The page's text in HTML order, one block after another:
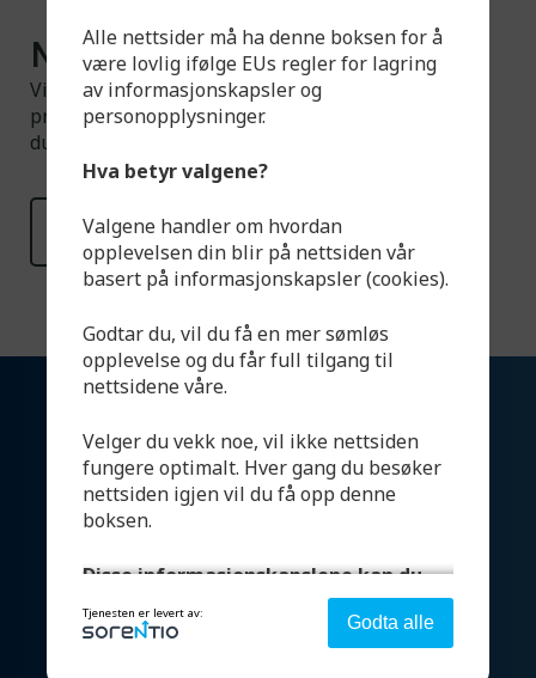
Noe du ikke finner?
Vi har et større utvalg tilgjengelig enn det som er
presentert på hjemmesiden. Ta gjerne kontakt om
du har spørsmål.
Les mer
Alle nettsider må ha denne boksen for å
være lovlig ifølge EUs regler for lagring
av informasjonskapsler og
personopplysninger.
Hva betyr valgene?
Valgene handler om hvordan
opplevelsen din blir på nettsiden vår
basert på informasjonskapsler (cookies).
Godtar du, vil du få en mer sømløs
opplevelse og du får full tilgang til
nettsidene våre.
Velger du vekk noe, vil ikke nettsiden
fungere optimalt. Hver gang du besøker
nettsiden igjen vil du få opp denne
boksen.
Disse informasjonskapslene kan du
Tjenesten er levert av: Godta alle